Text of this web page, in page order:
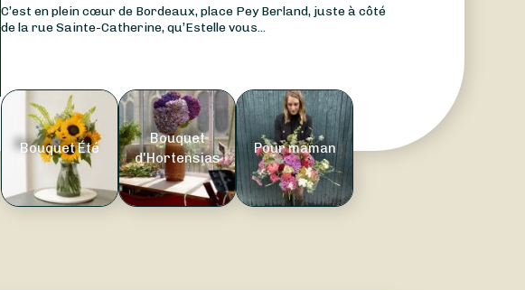
C’est en plein cœur de Bordeaux, place Pey Berland, juste à côté
de la rue Sainte-Catherine, qu’Estelle vous...
Bouquet Été
Bouquet
d'Hortensias
Pour maman